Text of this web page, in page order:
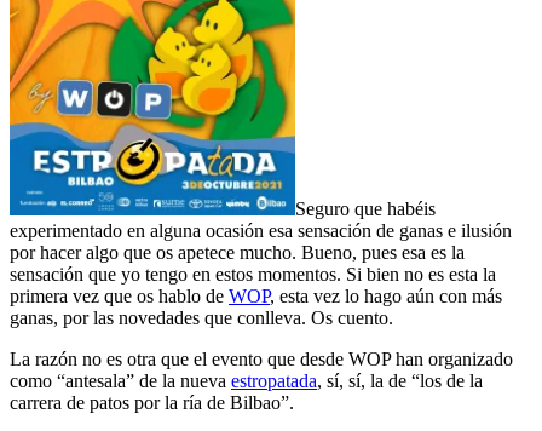
Seguro que habéis
experimentado en alguna ocasión esa sensación de ganas e ilusión
por hacer algo que os apetece mucho. Bueno, pues esa es la
sensación que yo tengo en estos momentos. Si bien no es esta la
primera vez que os hablo de WOP, esta vez lo hago aún con más
ganas, por las novedades que conlleva. Os cuento.
La razón no es otra que el evento que desde WOP han organizado
como “antesala” de la nueva estropatada, sí, sí, la de “los de la
carrera de patos por la ría de Bilbao”.